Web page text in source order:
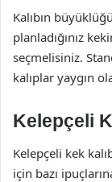
Kalıbın
planladığınız
seçmelisiniz.
kalıplar yaygın
Kelepçeli
Kelepçeli kek
için bazı